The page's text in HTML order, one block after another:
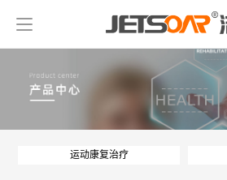
运动康复治疗